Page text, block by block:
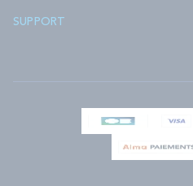
SUPPORT